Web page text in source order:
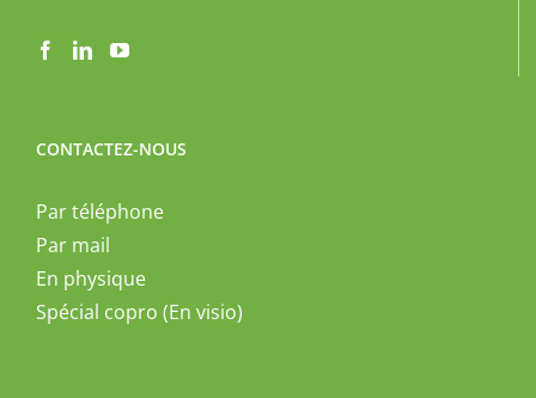
CONTACTEZ-NOUS
Par téléphone
Par mail
En physique
Spécial copro (En visio)